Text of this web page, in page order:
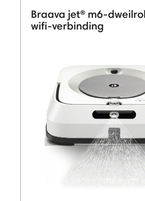
Braava jet® m6-
wifi-verbinding